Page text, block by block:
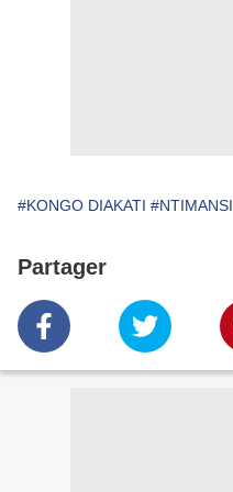
#KONGO DIAKATI #NTIMANSI
Partager